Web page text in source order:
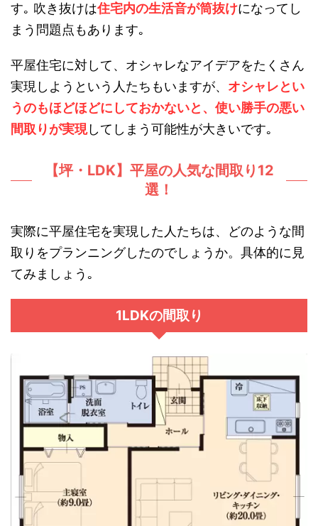
す｡ 吹き抜けは住宅内の生活音が筒抜けになってし
まう問題点もあります｡
平屋住宅に対して、オシャレなアイデアをたくさん
実現しようという人たちもいますが、 オシャレとい
うのもほどほどにしておかないと、使い勝手の悪い
間取りが実現してしまう可能性が大きいです｡
【坪・LDK】平屋の人気な間取り12
選！
実際に平屋住宅を実現した人たちは、どのような間
取りをプランニングしたのでしょうか。具体的に見
てみましょう｡
1LDKの間取り